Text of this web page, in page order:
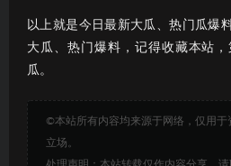
以上就是今日最新大瓜、热门瓜爆
大瓜、热门爆料，记得收藏本站
瓜。
©本站所有内容均来源于网络，仅用
立场。
处理声明：本站转载仅作内容分享，